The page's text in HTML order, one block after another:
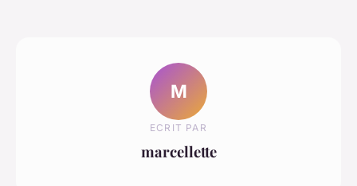
M
ECRIT PAR
marcellette